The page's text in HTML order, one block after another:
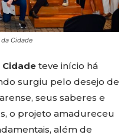
Cidade
Cidade teve início há
surgiu pelo desejo de
seus saberes e
o projeto amadureceu
além de